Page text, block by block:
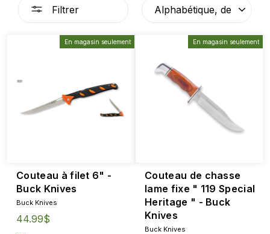
Filtrer
En magasin seulement
Couteau à filet 6" -
Buck Knives
Buck Knives
44.99$
En magasin seulement
Couteau de chasse
lame fixe " 119 Special
Heritage " - Buck
Knives
Buck Knives